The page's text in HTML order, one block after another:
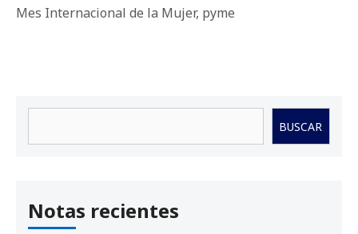
Mes Internacional de la Mujer, pyme
BUSCAR
Notas recientes